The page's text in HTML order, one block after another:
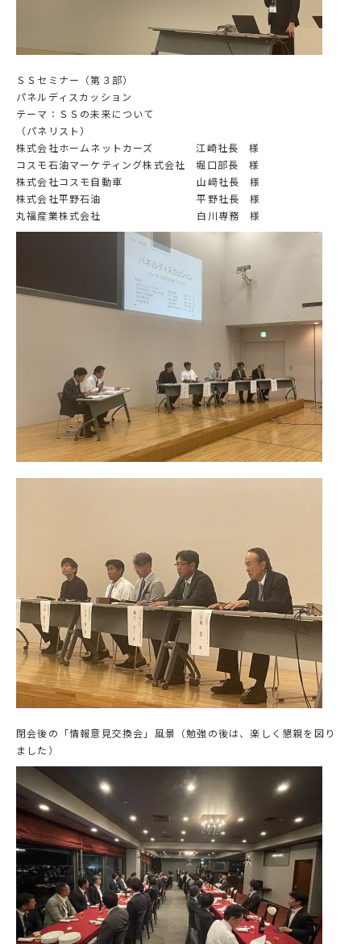
ＳＳセミナー（第３部）
パネルディスカッション
テーマ：ＳＳの未来について
（パネリスト）
株式会社ホームネットカーズ 江崎社長 様
コスモ石油マーケティング株式会社 堀口部長 様
株式会社コスモ自動車 山﨑社長 様
株式会社平野石油 平野社長 様
丸福産業株式会社 白川専務 様
閉会後の「情報意見交換会」風景（勉強の後は、楽しく懇親を図り
ました）